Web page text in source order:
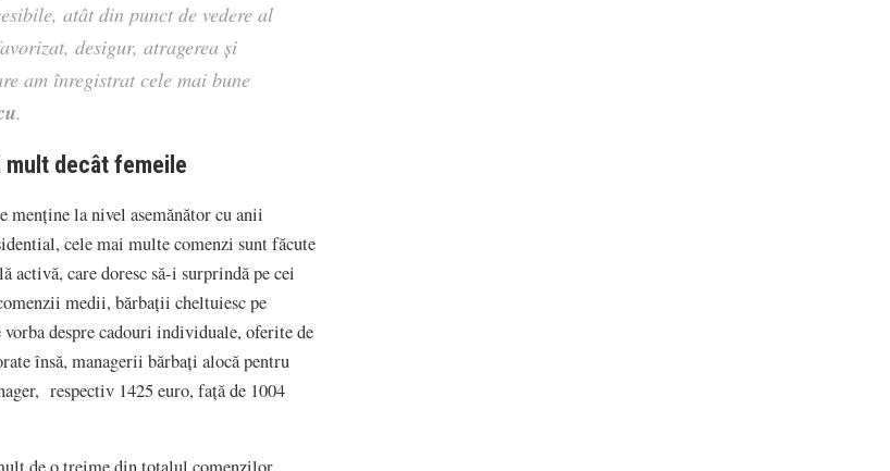
atât din punct de vedere al
desigur, atragerea și
am înregistrat cele mai bune
.
mult decât femeile
la nivel asemănător cu anii
cele mai multe comenzi sunt făcute
activă, care doresc să-i surprindă pe cei
medii, bărbații cheltuiesc pe
despre cadouri individuale, oferite de
însă, managerii bărbați alocă pentru
respectiv 1425 euro, față de 1004